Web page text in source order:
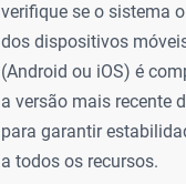
verifique se o sistema
dos dispositivos
(Android ou iOS) é
a versão mais recente
para garantir
a todos os recursos.